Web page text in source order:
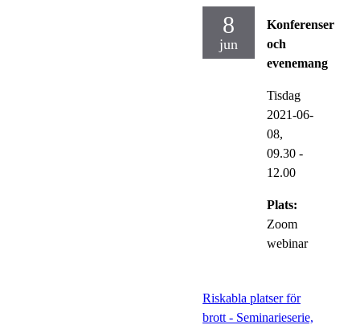
8
jun
Konferenser
och
evenemang
Tisdag
2021-06-
08,
09.30 -
12.00
Plats:
Zoom
webinar
Riskabla platser för
brott - Seminarieserie,